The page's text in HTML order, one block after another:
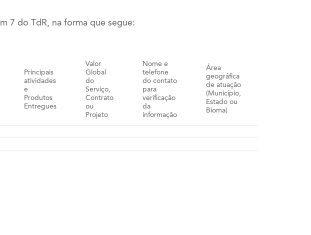
7 do TdR, na forma que segue:
Principais
atividades
e
Produtos
Entregues
Valor
Global
do
Serviço,
Contrato
ou
Projeto
Nome e
telefone
do contato
para
verificação
da
informação
Área
geográfica
de atuação
(Município,
Estado ou
Bioma)